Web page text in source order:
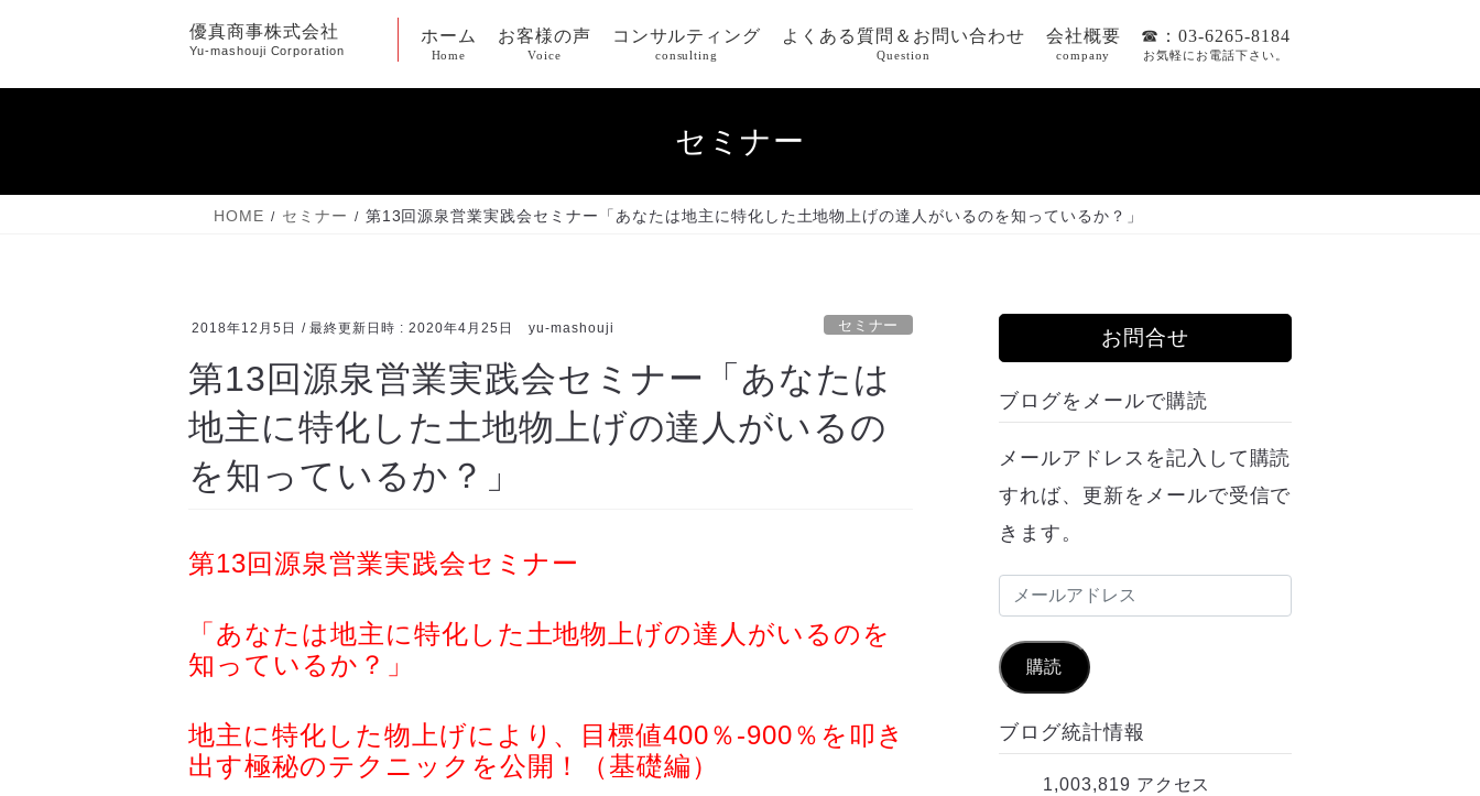
ン
キ
ー
に
優真商事株式会社
Yu-mashouji Corporation
ホーム
Home
お客様の声
Voice
コンサルティング
consulting
よくある質問＆お問い合わせ
Question
会社概要
company
☎：03-6265-8184
お気軽にお電話下さい。
セミナー
HOME セミナー 第13回源泉営業実践会セミナー「あなたは地主に特化した土地物上げの達人がいるのを知っているか？」
2018年12月5日 / 最終更新日時 :2020年4月25日 yu-mashouji セミナー
第13回源泉営業実践会セミナー「あなたは
地主に特化した土地物上げの達人がいるの
を知っているか？」
第13回源泉営業実践会セミナー
「あなたは地主に特化した土地物上げの達人がいるのを
知っているか？」
地主に特化した物上げにより、目標値400％-900％を叩き
出す極秘のテクニックを公開！（基礎編）
お問合せ
ブログをメールで購読
メールアドレスを記入して購読
すれば、更新をメールで受信で
きます。
ル
ド
購読
ブログ統計情報
1,003,819 アクセス